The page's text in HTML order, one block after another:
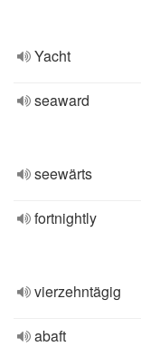
Yacht
seaward
seewärts
fortnightly
vierzehntägig
abaft